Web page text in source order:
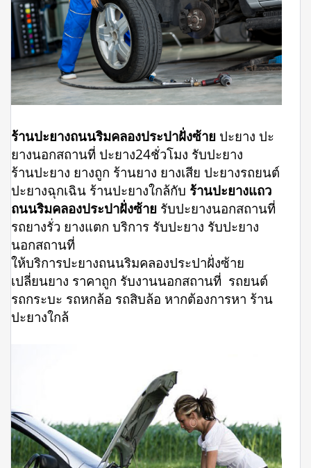
ร้านปะยางถนนริมคลองประปาฝั่งซ้าย ปะยาง ปะ
ยางนอกสถานที่ ปะยาง24ชั่วโมง รับปะยาง
ร้านปะยาง ยางถูก ร้านยาง ยางเสีย ปะยางรถยนต์
ปะยางฉุกเฉิน ร้านปะยางใกล้กับ ร้านปะยางแถว
ถนนริมคลองประปาฝั่งซ้าย รับปะยางนอกสถานที่
รถยางรั่ว ยางแตก บริการ รับปะยาง รับปะยาง
นอกสถานที่
ให้บริการปะยางถนนริมคลองประปาฝั่งซ้าย
เปลี่ยนยาง ราคาถูก รับงานนอกสถานที่ รถยนต์
รถกระบะ รถหกล้อ รถสิบล้อ หากต้องการหา ร้าน
ปะยางใกล้